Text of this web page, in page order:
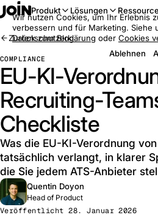
Produkt Lösungen
Zurück zum Blog
COMPLIANCE
EU-KI-
Recruiting-
Checkliste
Was die EU-KI-Verordnung
tatsächlich verlangt, in klarer
die Sie jedem ATS-Anbieter
Quentin Doyon
Head of Product
Veröffentlicht 28. Januar 2026
Wir nutzen Cookies, um Ihr Erlebnis
verbessern und für Marketing. Siehe
Datenschutzerklärung oder Cookies
Ablehnen